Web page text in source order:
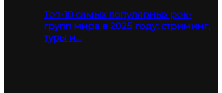
Топ-10 самых популярных рок-
групп мира в 2025 году: стриминг,
туры и…